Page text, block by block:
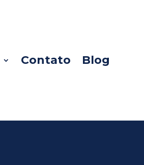
Contato Blog